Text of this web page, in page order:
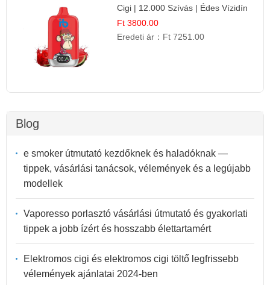
Cigi | 12.000 Szívás | Édes Vízidín
Íz
Ft 3800.00
Eredeti ár： Ft 7251.00
Blog
e smoker útmutató kezdőknek és haladóknak —
tippek, vásárlási tanácsok, vélemények és a legújabb
modellek
Vaporesso porlasztó vásárlási útmutató és gyakorlati
tippek a jobb ízért és hosszabb élettartamért
Elektromos cigi és elektromos cigi töltő legfrissebb
vélemények ajánlatai 2024-ben